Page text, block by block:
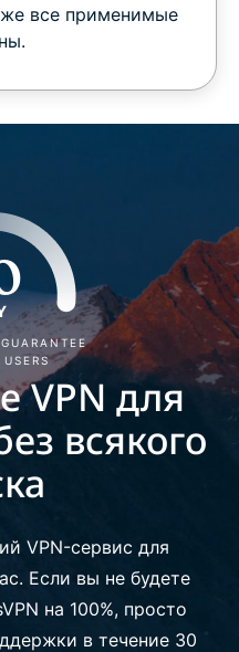
все применимые
VPN для
всякого
VPN-сервис для
Если вы не будете
на 100%, просто
в течение 30